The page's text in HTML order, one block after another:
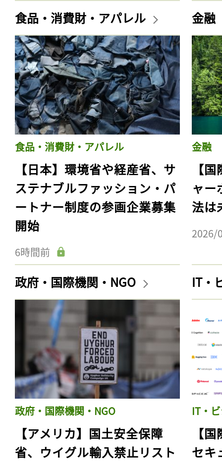
食品・消費財・アパレル
食品・消費財・アパレル
【日本】環境省や経産省、サ
ステナブルファッション・パ
ートナー制度の参画企業募集
開始
6時間前
金融
金融
【
ャー
法は
2026/
政府・国際機関・NGO
政府・国際機関・NGO
【アメリカ】国土安全保障
省、ウイグル輸入禁止リスト
IT・
IT・
【
セキ